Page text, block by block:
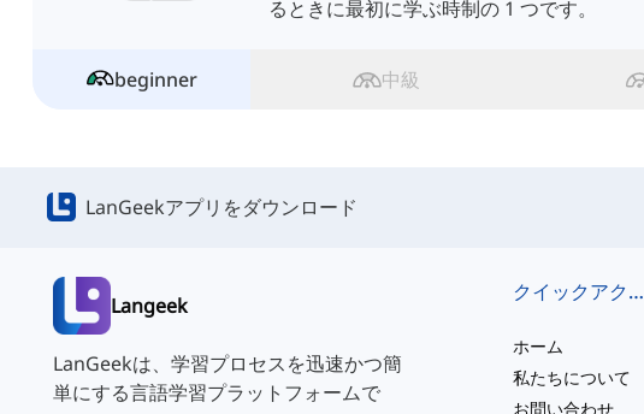
るときに最初に学ぶ時制の 1 つです。
beginner 中級
LanGeekアプリをダウンロード
Langeek
LanGeekは、学習プロセスを迅速かつ簡
単にする言語学習プラットフォームで
クイックアクセス
ホーム
私たちについて
お問い合わせ